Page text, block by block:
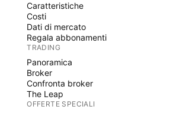
Caratteristiche
Costi
Dati di mercato
Regala abbonamenti
TRADING
Panoramica
Broker
Confronta broker
The Leap
OFFERTE SPECIALI